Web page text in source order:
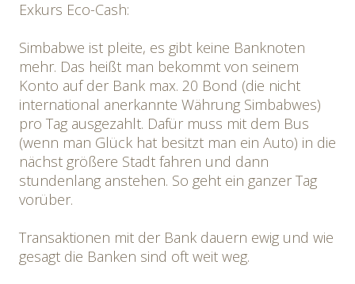
Exkurs Eco-Cash:
Simbabwe ist pleite, es gibt keine Banknoten
mehr. Das heißt man bekommt von seinem
Konto auf der Bank max. 20 Bond (die nicht
international anerkannte Währung Simbabwes)
pro Tag ausgezahlt. Dafür muss mit dem Bus
(wenn man Glück hat besitzt man ein Auto) in die
nächst größere Stadt fahren und dann
stundenlang anstehen. So geht ein ganzer Tag
vorüber.
Transaktionen mit der Bank dauern ewig und wie
gesagt die Banken sind oft weit weg.